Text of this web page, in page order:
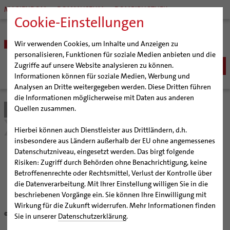
Cookie-Einstellungen
Wir verwenden Cookies, um Inhalte und Anzeigen zu
personalisieren, Funktionen für soziale Medien anbieten und die
Zugriffe auf unsere Website analysieren zu können.
Informationen können für soziale Medien, Werbung und
Analysen an Dritte weitergegeben werden. Diese Dritten führen
die Informationen möglicherweise mit Daten aus anderen
Quellen zusammen.
Hierbei können auch Dienstleister aus Drittländern, d.h.
insbesondere aus Ländern außerhalb der EU ohne angemessenes
Datenschutzniveau, eingesetzt werden. Das birgt folgende
Risiken: Zugriff durch Behörden ohne Benachrichtigung, keine
Betroffenenrechte oder Rechtsmittel, Verlust der Kontrolle über
die Datenverarbeitung. Mit Ihrer Einstellung willigen Sie in die
beschriebenen Vorgänge ein. Sie können Ihre Einwilligung mit
Wirkung für die Zukunft widerrufen. Mehr Informationen finden
Sie in unserer Datenschutzerklärung.
MARIENDOM DOMMUSEUM DOMBIBLIOTHEK
BISTUM
Bischöfe
Weihbischof Dr. Martin Marahrens
Bischof em. Norbert Trelle
Weihbischof em. Bongartz
Weihbischof em. Schwerdtfeger
Weihbischof em. Koitz
Bischof em. Dr. Wüstenberg
Generalvikariat
Gremien
Diözesangericht
Gemeindegremien
Pfarrgemeinden
Hildesheimer Dom
Virtueller Rundgang durch den Dom
Tausendjähriger Rosenstock
Die Hildesheimer Dommusik
Wallfahrten | Pilgern
Termine Wallfahrten und Pilgern
Jakobswege im Bistum Hildesheim
Veranstaltungen
Strategieprozess
Jugend
SEELSORGE
Katholisch werden
Wiedereintritt
Erwachsenenkatechumenat
Glaube leben
Glaubensveranstaltungen
Taufe
Fragen zur Taufe
Erwachsenentaufe
Taufsymbole
Erstkommunion
Firmung
Hochzeit
Katholisch heiraten
Lebensende
Bistum Hildesheim
Ehe - Familie - Geschlechtergerechtigkeit
Ehe - Familie -
Geschlechtergerechtigkeit
© Tobias Sellmaier / pixelio.de